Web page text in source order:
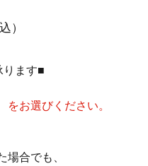
）
ります■
お選びください。
合でも、